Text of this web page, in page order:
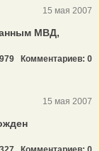
15 мая 2007
МВД,
Комментариев: 0
15 мая 2007